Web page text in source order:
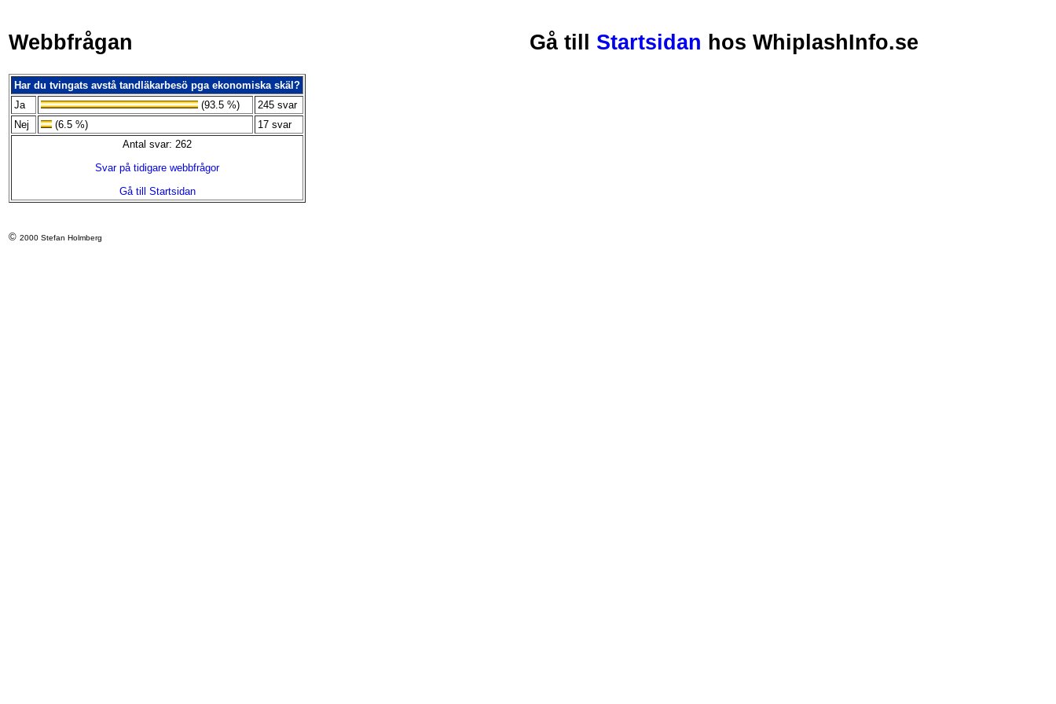
Webbfrågan Gå till Startsidan hos WhiplashInfo.se
Har du tvingats avstå tandläkarbesö pga ekonomiska skäl?
Ja
(93.5 %)
245 svar
Nej
(6.5 %)
17 svar
Antal svar: 262
Svar på tidigare webbfrågor
Gå till Startsidan
© 2000 Stefan Holmberg